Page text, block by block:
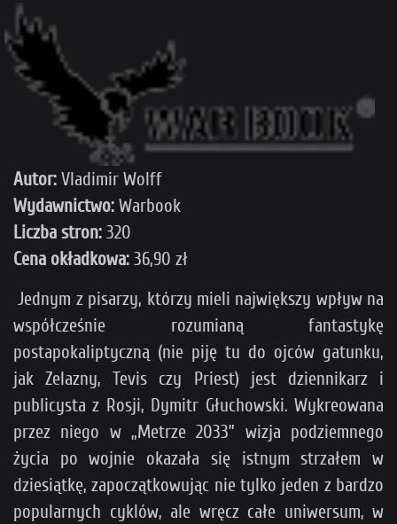
Autor: Vladimir Wolff
Wydawnictwo: Warbook
Liczba stron: 320
Cena okładkowa: 36,90 zł
Jednym z pisarzy, którzy mieli największy wpływ na
współcześnie rozumianą fantastykę
postapokaliptyczną (nie piję tu do ojców gatunku,
jak Zelazny, Tevis czy Priest) jest dziennikarz i
publicysta z Rosji, Dymitr Głuchowski. Wykreowana
przez niego w „Metrze 2033” wizja podziemnego
życia po wojnie okazała się istnym strzałem w
dziesiątkę, zapoczątkowując nie tylko jeden z bardzo
popularnych cyklów, ale wręcz całe uniwersum, w